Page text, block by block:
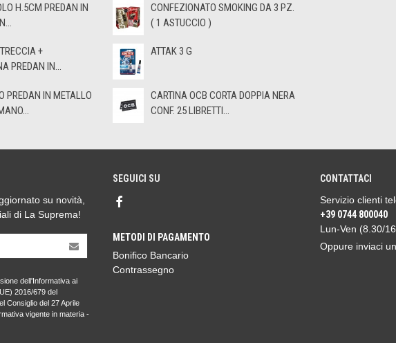
H.5CM PREDAN IN
+
PREDAN IN...
PREDAN IN METALLO
CONFEZIONATO SMOKING DA 3 PZ.
( 1 ASTUCCIO )
ATTAK 3 G
CARTINA OCB CORTA DOPPIA NERA
CONF. 25 LIBRETTI...
su novità,
di La Suprema!
dell'Informativa ai
2016/679 del
Consiglio del 27 Aprile
vigente in materia -
SEGUICI SU
METODI DI PAGAMENTO
Bonifico Bancario
Contrassegno
CONTATTACI
Servizio clienti
+39 0744 800040
Lun-Ven (8.30/
Oppure inviaci